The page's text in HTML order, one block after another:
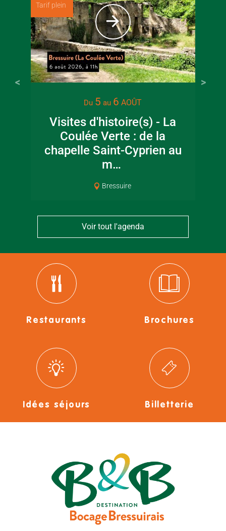
Tarif plein
Du 5 au 6 AOÛT
Visites d'histoire(s) - La
Coulée Verte : de la
chapelle Saint-Cyprien au
m…
Bressuire
Voir tout l'agenda
Restaurants Brochures
Idées séjours Billetterie